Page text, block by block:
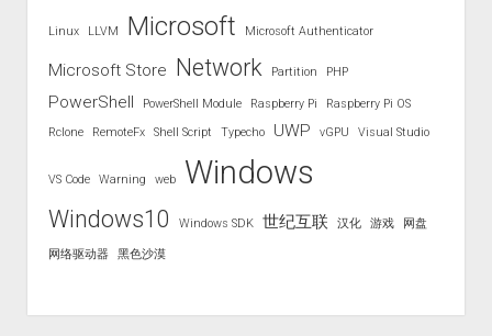
Linux LLVM Microsoft Microsoft Authenticator
Microsoft Store Network Partition PHP
PowerShell PowerShell Module Raspberry Pi
Raspberry Pi OS
Rclone
RemoteFx Shell Script Typecho UWP vGPU Visual Studio
VS Code Warning web Windows
Windows10 Windows SDK 世纪互联 汉化 游戏 网盘
网络驱动器 黑色沙漠